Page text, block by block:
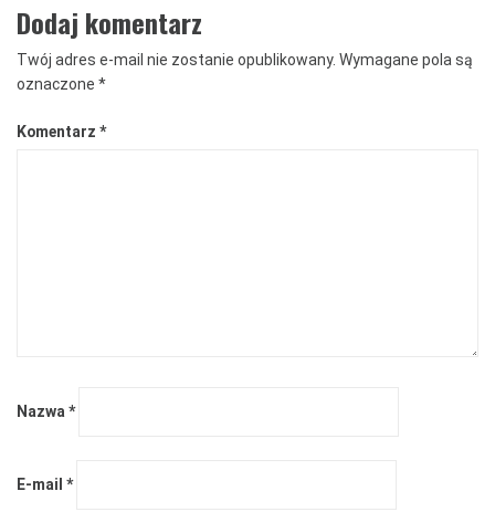
Dodaj komentarz
Twój adres e-mail nie zostanie opublikowany. Wymagane pola są
oznaczone *
Komentarz *
Nazwa *
E-mail *